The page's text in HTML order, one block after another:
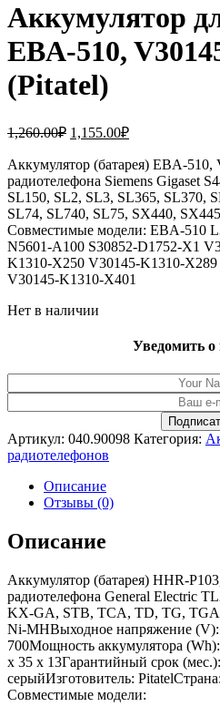
Аккумулятор
EBA-510,
(Pitatel)
1,260.00₽ Первоначальная
составляла
1,260.00₽.
1,155.00₽Текущая
1,155.00₽.
Аккумулятор (батарея) EBA-
радиотелефона Siemens Gigaset
SL150, SL2, SL3, SL365, SL370,
SL74, SL740, SL75, SX440,
Совместимые модели: EBA-510
N5601-A100 S30852-D1752-X1
K1310-X250 V30145-K1310-
V30145-K1310-X401
Нет в наличии
Уведомить о
Артикул: 040.90098 Категория:
радиотелефонов
Описание
Отзывы (0)
Описание
Аккумулятор (батарея) HHR-
радиотелефона General Electric
KX-GA, STB, TCA, TD, TG, TGA
Ni-MHВыходное напряжение (V):
700Мощность аккумулятора
x 35 x 13Гарантийный срок
серыйИзготовитель:
Совместимые модели: